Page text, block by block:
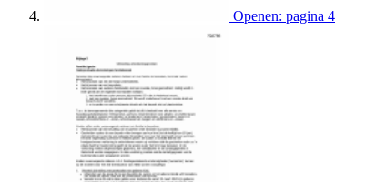
Openen: pagina 4